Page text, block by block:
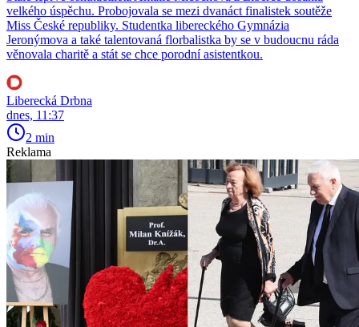
velkého úspěchu. Probojovala se mezi dvanáct finalistek soutěže
Miss České republiky. Studentka libereckého Gymnázia
Jeronýmova a také talentovaná florbalistka by se v budoucnu ráda
věnovala charitě a stát se chce porodní asistentkou.
Liberecká Drbna
dnes, 11:37
2 min
Reklama